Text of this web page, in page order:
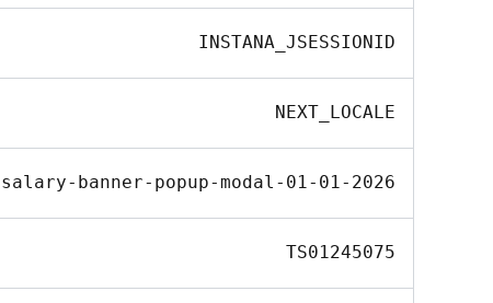
INSTANA_JSESSIONID
NEXT_LOCALE
salary-banner-popup-modal-01-01-2026
TS01245075